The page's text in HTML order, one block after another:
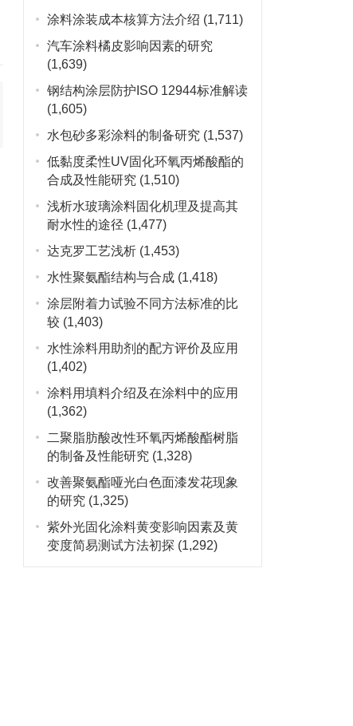
涂料涂装成本核算方法介绍 (1,711)
汽车涂料橘皮影响因素的研究
(1,639)
钢结构涂层防护ISO 12944标准解读
(1,605)
水包砂多彩涂料的制备研究 (1,537)
低黏度柔性UV固化环氧丙烯酸酯的
合成及性能研究 (1,510)
浅析水玻璃涂料固化机理及提高其
耐水性的途径 (1,477)
达克罗工艺浅析 (1,453)
水性聚氨酯结构与合成 (1,418)
涂层附着力试验不同方法标准的比
较 (1,403)
水性涂料用助剂的配方评价及应用
(1,402)
涂料用填料介绍及在涂料中的应用
(1,362)
二聚脂肪酸改性环氧丙烯酸酯树脂
的制备及性能研究 (1,328)
改善聚氨酯哑光白色面漆发花现象
的研究 (1,325)
紫外光固化涂料黄变影响因素及黄
变度简易测试方法初探 (1,292)